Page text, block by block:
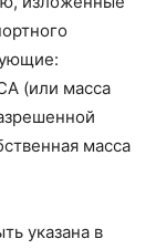
(или масса
масса
указана в